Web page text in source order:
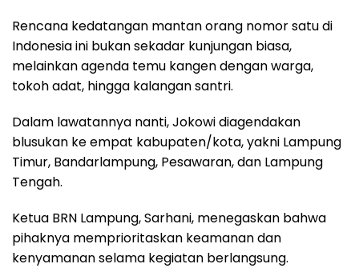
Rencana kedatangan mantan orang nomor satu di
Indonesia ini bukan sekadar kunjungan biasa,
melainkan agenda temu kangen dengan warga,
tokoh adat, hingga kalangan santri.
Dalam lawatannya nanti, Jokowi diagendakan
blusukan ke empat kabupaten/kota, yakni Lampung
Timur, Bandarlampung, Pesawaran, dan Lampung
Tengah.
Ketua BRN Lampung, Sarhani, menegaskan bahwa
pihaknya memprioritaskan keamanan dan
kenyamanan selama kegiatan berlangsung.